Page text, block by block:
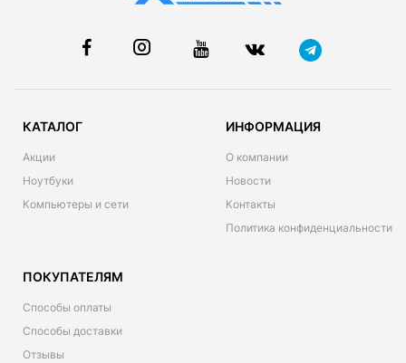
КАТАЛОГ
Акции
Ноутбуки
Компьютеры и сети
ИНФОРМАЦИЯ
О компании
Новости
Контакты
Политика конфиденциальности
ПОКУПАТЕЛЯМ
Способы оплаты
Способы доставки
Отзывы